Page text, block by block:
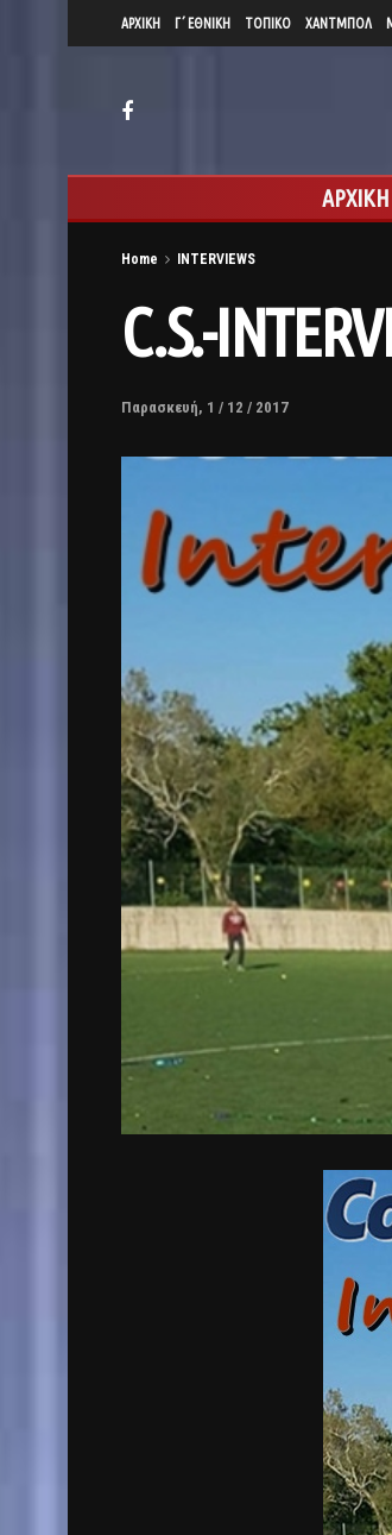
ΑΡΧΙΚΗ Γ΄ ΕΘΝΙΚΗ ΤΟΠΙΚΟ ΧΑΝΤΜΠΟΛ
ΑΡΧΙΚΗ
Home INTERVIEWS
C.S.-
Παρασκευή, 1 / 12 / 2017